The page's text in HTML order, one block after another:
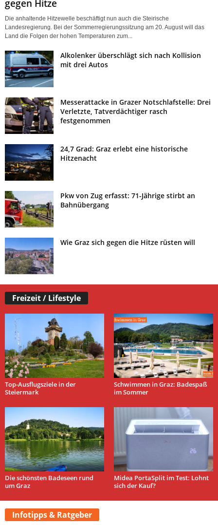
gegen Hitze
Die anhaltende Hitzewelle beschäftigt nun auch die Steirische
Landesregierung. Bei der Sommerregierungssitzung am 20. August will das
Land die Folgen der hohen Temperaturen zum...
Alkolenker überschlägt sich nach Kollision
mit drei Autos
Messerattacke in Grazer Notschlafstelle: Drei
Verletzte, Tatverdächtiger rasch
festgenommen
24,7 Grad: Graz erlebt eine historische
Hitzenacht
Pkw von Zug erfasst: 71-Jährige stirbt an
Bahnübergang
Wie Graz sich gegen die Hitze rüsten will
Freizeit / Lifestyle
Top-Ausflugsziele in der
Steiermark
Schwimmen in Graz: Badespaß
im Sommer
Die schönsten Badeseen rund
um Graz
Midea PortaSplit im Test: Lohnt
sich der Kauf?
Infotipps & Ratgeber